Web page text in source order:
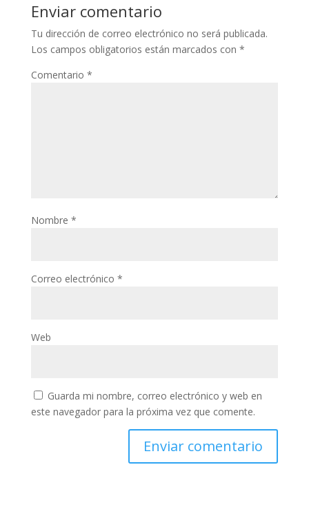
Enviar comentario
Tu dirección de correo electrónico no será publicada.
Los campos obligatorios están marcados con *
Comentario *
Nombre *
Correo electrónico *
Web
Guarda mi nombre, correo electrónico y web en
este navegador para la próxima vez que comente.